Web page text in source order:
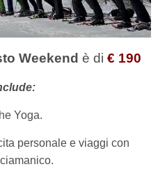
Weekend è di € 190
Yoga.
personale e viaggi con